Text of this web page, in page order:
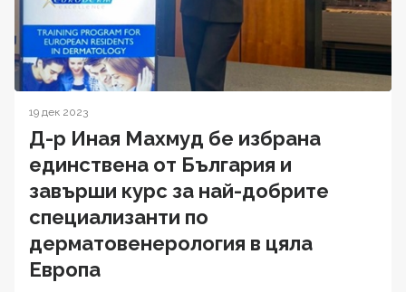
19 дек 2023
Д-р Иная Махмуд бе избрана
единствена от България и
завърши курс за най-добрите
специализанти по
дерматовенерология в цяла
Европа